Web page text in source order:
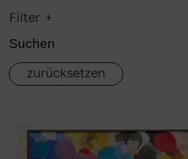
Filter
zurücksetzen